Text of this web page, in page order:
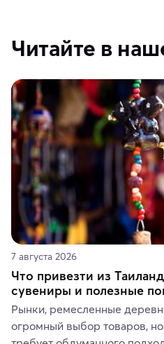
Читайте в
7 августа 2026
Что привезти из
сувениры и полезные
Рынки, ремесленные
огромный выбор товаров, но